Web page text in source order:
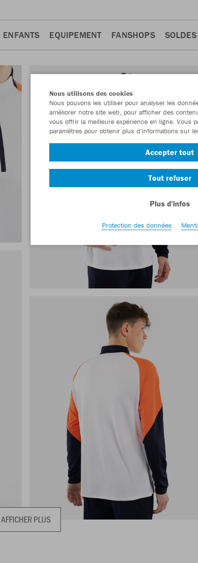
ENFANTS EQUIPEMENT FANSHOPS SOLDES
AFFICHER PLUS
Nous utilisons des cookies
Nous pouvons les utiliser pour analyser les
améliorer notre site web, pour afficher des
vous offrir la meilleure expérience en ligne. Vous
paramètres pour obtenir plus d'informations sur
Accepter tout
Tout refuser
Plus d'infos
Protection des données